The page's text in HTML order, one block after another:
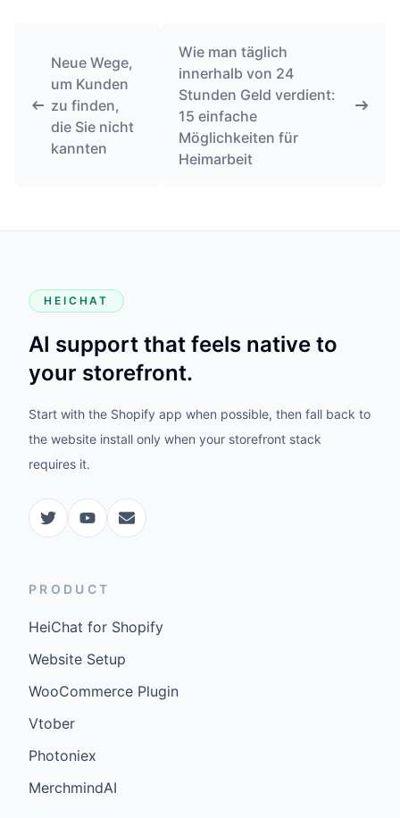
Neue Wege,
um Kunden
zu finden,
die Sie nicht
kannten
Wie man täglich
innerhalb von 24
Stunden Geld verdient:
15 einfache
Möglichkeiten für
Heimarbeit
HEICHAT
AI support that feels native to
your storefront.
Start with the Shopify app when possible, then fall back to
the website install only when your storefront stack
requires it.
PRODUCT
HeiChat for Shopify
Website Setup
WooCommerce Plugin
Vtober
Photoniex
MerchmindAI